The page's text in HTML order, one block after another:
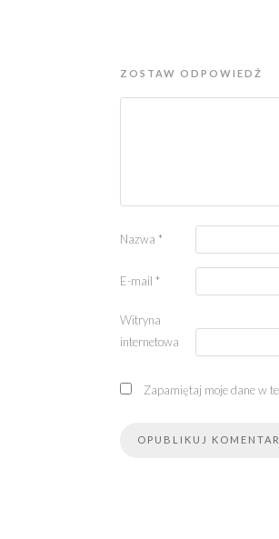
ZOSTAW ODPOWIEDŹ
Nazwa *
E-mail *
Witryna
internetowa
Zapamiętaj moje dane w